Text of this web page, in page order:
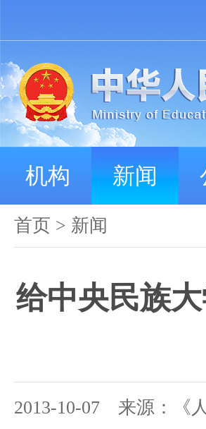
机构 新闻
首页 > 新闻
给中央民族
2013-10-07 来源：《